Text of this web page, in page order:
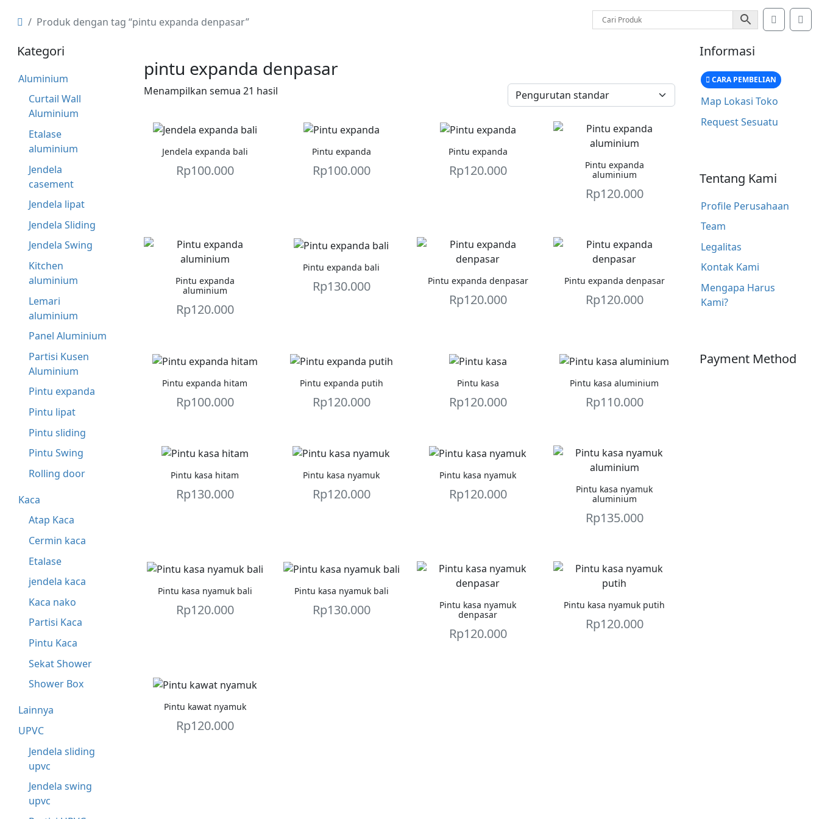
Produk dengan tag “pintu expanda denpasar” Account
Kategori
Aluminium
Curtail Wall
Aluminium
Etalase
aluminium
Jendela
casement
Jendela lipat
Jendela Sliding
Jendela Swing
Kitchen
aluminium
Lemari
aluminium
Panel Aluminium
Partisi Kusen
Aluminium
Pintu expanda
Pintu lipat
Pintu sliding
Pintu Swing
Rolling door
Kaca
Atap Kaca
Cermin kaca
Etalase
jendela kaca
Kaca nako
Partisi Kaca
Pintu Kaca
Sekat Shower
Shower Box
Lainnya
UPVC
Jendela sliding
upvc
Jendela swing
upvc
pintu expanda denpasar
Menampilkan semua 21 hasil
Jendela expanda bali
Rp100.000
Pintu expanda
Rp100.000
Pintu expanda
Rp120.000
Pintu expanda
aluminium
Rp120.000
Pintu expanda
aluminium
Rp120.000
Pintu expanda bali
Rp130.000 Pintu expanda denpasar
Rp120.000
Pintu expanda denpasar
Rp120.000
Pintu expanda hitam
Rp100.000
Pintu expanda putih
Rp120.000
Pintu kasa
Rp120.000
Pintu kasa aluminium
Rp110.000
Pintu kasa hitam
Rp130.000
Pintu kasa nyamuk
Rp120.000
Pintu kasa nyamuk
Rp120.000
Pintu kasa nyamuk
aluminium
Rp135.000
Pintu kasa nyamuk bali
Rp120.000
Pintu kasa nyamuk bali
Rp130.000
Pintu kasa nyamuk
denpasar
Rp120.000
Pintu kasa nyamuk putih
Rp120.000
Pintu kawat nyamuk
Rp120.000
Informasi
CARA PEMBELIAN
Map Lokasi Toko
Request Sesuatu
Tentang Kami
Profile Perusahaan
Team
Legalitas
Kontak Kami
Mengapa Harus
Kami?
Payment Method